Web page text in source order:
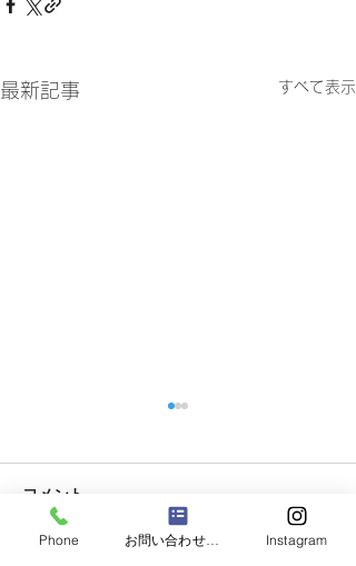
最新記事 すべて表示
コメント
Phone お問い合わせフォーム Instagram